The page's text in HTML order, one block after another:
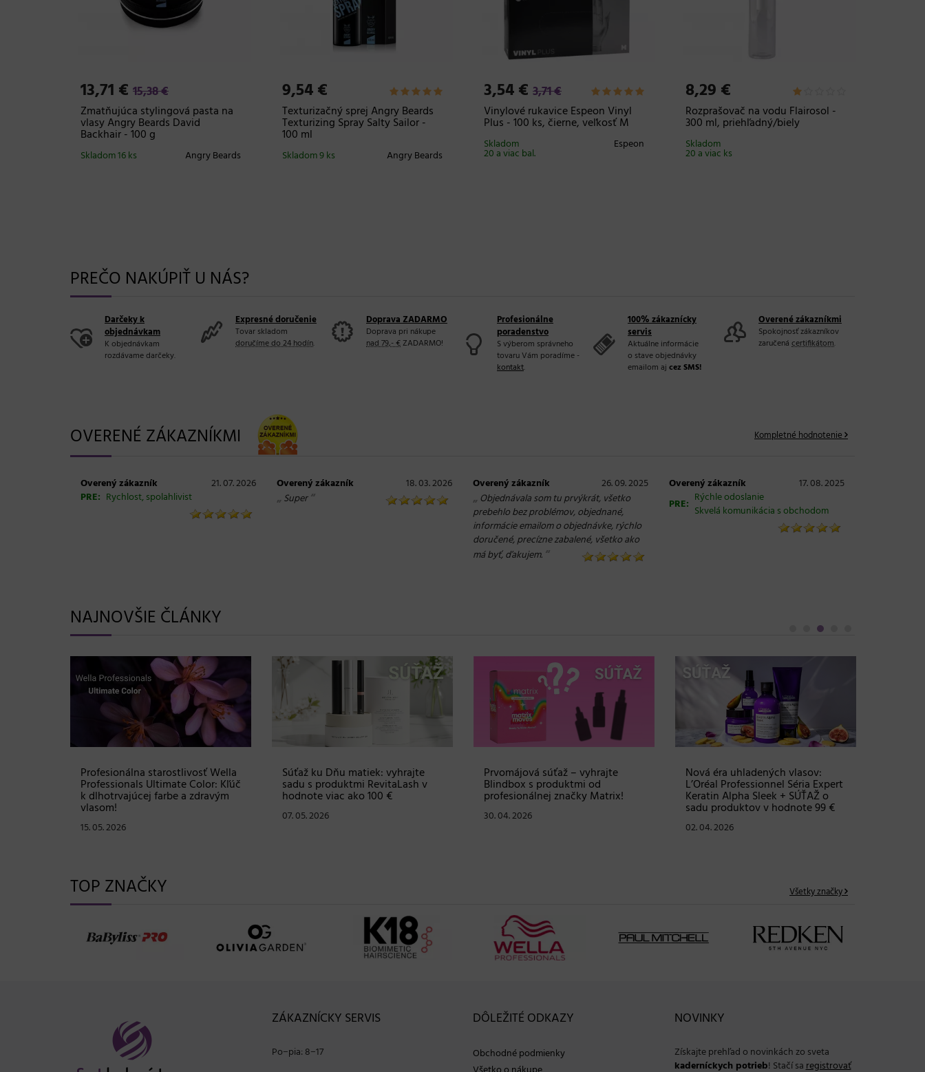
13,71 € 15,38 €
Zmatňujúca stylingová pasta na
vlasy Angry Beards David
Backhair - 100 g
Angry Beards
Skladom 16 ks
9,54 €
Texturizačný sprej Angry Beards
Texturizing Spray Salty Sailor -
100 ml
Angry Beards
Skladom 9 ks
3,54 € 3,71 €
Vinylové rukavice Espeon Vinyl
Plus - 100 ks, čierne, veľkosť M
Espeon
Skladom
20 a viac bal.
8,29 €
Rozprašovač na vodu Flairosol -
300 ml, priehľadný/biely
Skladom
20 a viac ks
PREČO NAKÚPIŤ U NÁS?
Darčeky k
objednávkam
K objednávkam
rozdávame darčeky.
Expresné doručenie
Tovar skladom
doručíme do 24 hodín.
Doprava ZADARMO
Doprava pri nákupe
nad 79,- €ZADARMO!
Profesionálne
poradenstvo
S výberom správneho
tovaru Vám poradíme -
kontakt.
100% zákaznícky
servis
Aktuálne informácie
o stave objednávky
emailom aj cez SMS!
Overené zákazníkmi
Spokojnosť zákazníkov
zaručená certifikátom.
OVERENÉ ZÁKAZNÍKMI Kompletné hodnotenie
Overený zákazník
21. 07. 2026
PRE: Rychlost, spolahlivist
Overený zákazník 18. 03. 2026
„ Super“
Overený zákazník 26. 09. 2025
„ Objednávala som tu prvýkrát, všetko
prebehlo bez problémov, objednané,
informácie emailom o objednávke, rýchlo
doručené, precízne zabalené, všetko ako
má byť, ďakujem. “
Overený zákazník
17. 08. 2025
PRE: Rýchle odoslanie
Skvelá komunikácia s obchodom
NAJNOVŠIE ČLÁNKY
Profesionálna starostlivosť Wella
Professionals Ultimate Color: Kľúč
k dlhotrvajúcej farbe a zdravým
vlasom!
15. 05. 2026
Súťaž ku Dňu matiek: vyhrajte
sadu s produktmi RevitaLash v
hodnote viac ako 100 €
07. 05. 2026
Prvomájová súťaž – vyhrajte
Blindbox s produktmi od
profesionálnej značky Matrix!
30. 04. 2026
Nová éra uhladených vlasov:
L’Oréal Professionnel Séria Expert
Keratin Alpha Sleek + SÚŤAŽ o
sadu produktov v hodnote 99 €
02. 04. 2026
TOP ZNAČKY Všetky značky
ZÁKAZNÍCKY SERVIS
Po−pia: 8−17
DÔLEŽITÉ ODKAZY
Obchodné podmienky
NOVINKY
Získajte prehľad o novinkách zo sveta
kaderníckych potrieb! Stačí saregistrovať